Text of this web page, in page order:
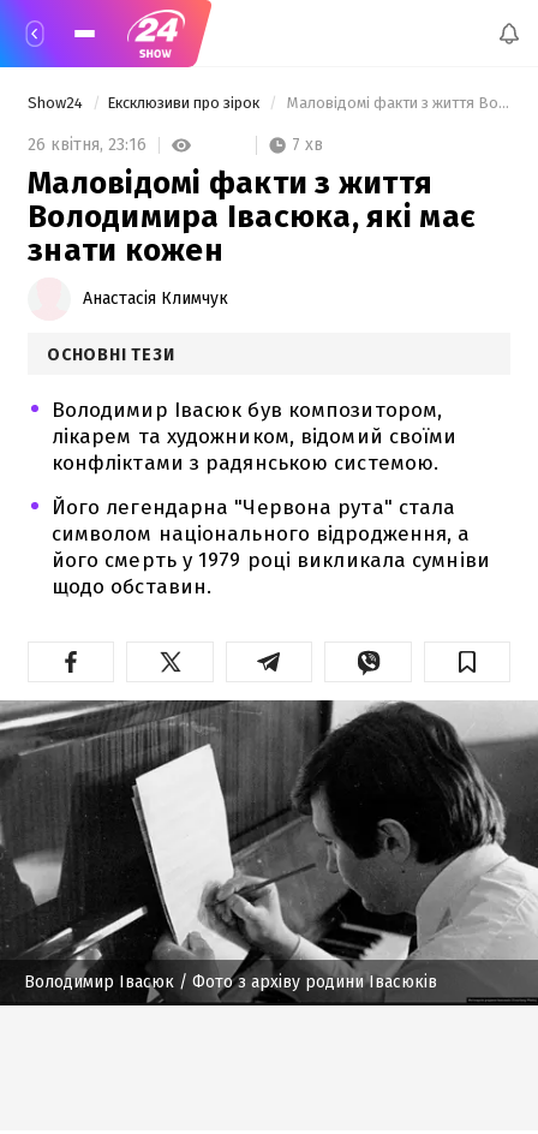
Show24 Ексклюзиви про зірок Маловідомі факти з життя Володимира Івасюка, які має знати кожен
26 квітня, 23:16 7 хв
Маловідомі факти з життя
Володимира Івасюка, які має
знати кожен
Анастасія Климчук
ОСНОВНІ ТЕЗИ
Володимир Івасюк був композитором,
лікарем та художником, відомий своїми
конфліктами з радянською системою.
Його легендарна "Червона рута" стала
символом національного відродження, а
його смерть у 1979 році викликала сумніви
щодо обставин.
Володимир Івасюк / Фото з архіву родини Івасюків